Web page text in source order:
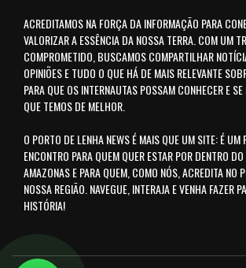
ACREDITAMOS NA FORÇA DA INFORMAÇÃO PARA
VALORIZAR A ESSÊNCIA DA NOSSA TERRA. COM UM
COMPROMETIDO, BUSCAMOS COMPARTILHAR
OPINIÕES E TUDO O QUE HÁ DE MAIS RELEVANTE
PARA QUE OS INTERNAUTAS POSSAM CONHECER E
QUE TEMOS DE MELHOR.
O PORTO DE LENHA NEWS É MAIS QUE UM SITE: É UM
ENCONTRO PARA QUEM QUER ESTAR POR DENTRO
AMAZONAS E PARA QUEM, COMO NÓS, ACREDITA NO
NOSSA REGIÃO. NAVEGUE, INTERAJA E VENHA FAZER
HISTÓRIA!